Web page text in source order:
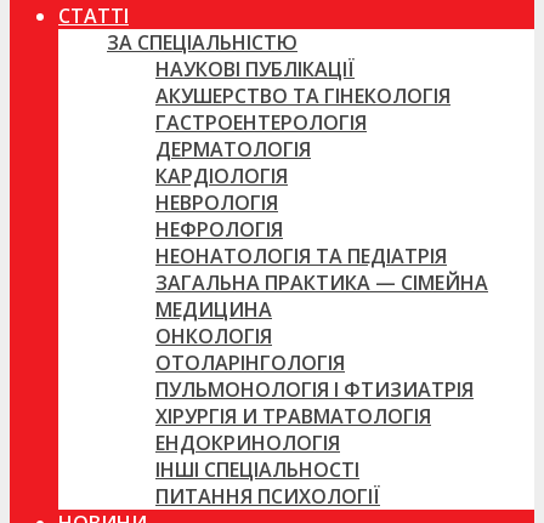
СТАТТІ
ЗА СПЕЦІАЛЬНІСТЮ
НАУКОВІ ПУБЛІКАЦІЇ
АКУШЕРСТВО ТА ГІНЕКОЛОГІЯ
ГАСТРОЕНТЕРОЛОГІЯ
ДЕРМАТОЛОГІЯ
КАРДІОЛОГІЯ
НЕВРОЛОГІЯ
НЕФРОЛОГІЯ
НЕОНАТОЛОГІЯ ТА ПЕДІАТРІЯ
ЗАГАЛЬНА ПРАКТИКА — СІМЕЙНА
МЕДИЦИНА
ОНКОЛОГІЯ
ОТОЛАРІНГОЛОГІЯ
ПУЛЬМОНОЛОГІЯ І ФТИЗИАТРІЯ
ХІРУРГІЯ И ТРАВМАТОЛОГІЯ
ЕНДОКРИНОЛОГІЯ
ІНШІ СПЕЦІАЛЬНОСТІ
ПИТАННЯ ПСИХОЛОГІЇ